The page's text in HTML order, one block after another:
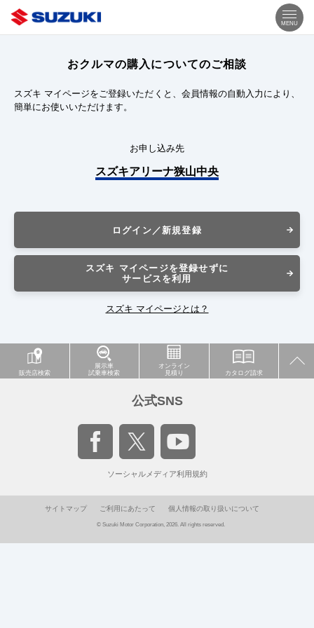
MENU
おクルマの購入についてのご相談
スズキ マイページをご登録いただくと、会員情報の自動入力により、
簡単にお使いいただけます。
お申し込み先
スズキアリーナ狭山中央
ログイン／新規登録
スズキ マイページを登録せずに
サービスを利用
スズキ マイページとは？
販売店検索
展示車
試乗車検索
オンライン
見積り
カタログ請求
公式SNS
ソーシャルメディア利用規約
サイトマップ ご利用にあたって 個人情報の取り扱いについて
© Suzuki Motor Corporation, 2026. All rights reserved.